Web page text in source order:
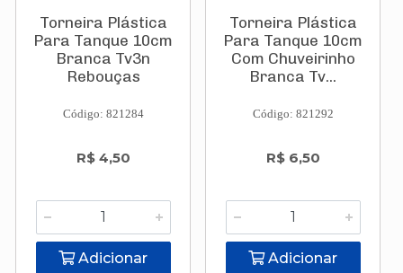
Torneira Plástica
Para Tanque 10cm
Branca Tv3n
Rebouças
Código: 821284
R$ 4,50
Adicionar
Torneira Plástica
Para Tanque 10cm
Com Chuveirinho
Branca Tv...
Código: 821292
R$ 6,50
Adicionar